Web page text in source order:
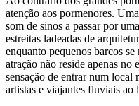
atenção aos pormenores.
som de sinos a passar por
estreitas ladeadas de
enquanto pequenos barcos
atração não reside apenas no
sensação de entrar num local
artistas e viajantes fluviais ao